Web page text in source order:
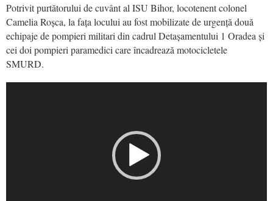
Potrivit purtătorului de cuvânt al ISU Bihor, locotenent colonel
Camelia Roșca, la fața locului au fost mobilizate de urgență două
echipaje de pompieri militari din cadrul Detașamentului 1 Oradea și
cei doi pompieri paramedici care încadrează motocicletele
SMURD.